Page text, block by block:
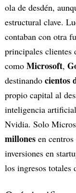
ola de desdén,
estructural clave.
contaban con otra
principales
como Microsoft,
destinando cientos
propio capital al
inteligencia
Nvidia. Solo
millones en
inversiones en
los ingresos totales